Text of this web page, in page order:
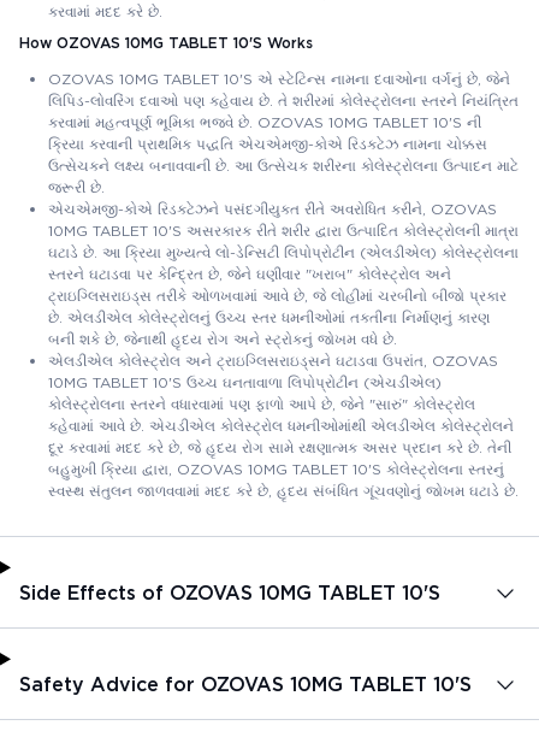
કરવામાં મદદ કરે છે.
How OZOVAS 10MG TABLET 10'S Works
OZOVAS 10MG TABLET 10'S એ સ્ટેટિન્સ નામના દવાઓના વર્ગનું છે, જેને
લિપિડ-લોવરિંગ દવાઓ પણ કહેવાય છે. તે શરીરમાં કોલેસ્ટ્રોલના સ્તરને નિયંત્રિત
કરવામાં મહત્વપૂર્ણ ભૂમિકા ભજવે છે. OZOVAS 10MG TABLET 10'S ની
ક્રિયા કરવાની પ્રાથમિક પદ્ધતિ એચએમજી-કોએ રિડક્ટેઝ નામના ચોક્કસ
ઉત્સેચકને લક્ષ્ય બનાવવાની છે. આ ઉત્સેચક શરીરના કોલેસ્ટ્રોલના ઉત્પાદન માટે
જરૂરી છે.
એચએમજી-કોએ રિડક્ટેઝને પસંદગીયુક્ત રીતે અવરોધિત કરીને, OZOVAS
10MG TABLET 10'S અસરકારક રીતે શરીર દ્વારા ઉત્પાદિત કોલેસ્ટ્રોલની માત્રા
ઘટાડે છે. આ ક્રિયા મુખ્યત્વે લો-ડેન્સિટી લિપોપ્રોટીન (એલડીએલ) કોલેસ્ટ્રોલના
સ્તરને ઘટાડવા પર કેન્દ્રિત છે, જેને ઘણીવાર "ખરાબ" કોલેસ્ટ્રોલ અને
ટ્રાઇગ્લિસરાઇડ્સ તરીકે ઓળખવામાં આવે છે, જે લોહીમાં ચરબીનો બીજો પ્રકાર
છે. એલડીએલ કોલેસ્ટ્રોલનું ઉચ્ચ સ્તર ધમનીઓમાં તકતીના નિર્માણનું કારણ
બની શકે છે, જેનાથી હૃદય રોગ અને સ્ટ્રોકનું જોખમ વધે છે.
એલડીએલ કોલેસ્ટ્રોલ અને ટ્રાઇગ્લિસરાઇડ્સને ઘટાડવા ઉપરાંત, OZOVAS
10MG TABLET 10'S ઉચ્ચ ઘનતાવાળા લિપોપ્રોટીન (એચડીએલ)
કોલેસ્ટ્રોલના સ્તરને વધારવામાં પણ ફાળો આપે છે, જેને "સારું" કોલેસ્ટ્રોલ
કહેવામાં આવે છે. એચડીએલ કોલેસ્ટ્રોલ ધમનીઓમાંથી એલડીએલ કોલેસ્ટ્રોલને
દૂર કરવામાં મદદ કરે છે, જે હૃદય રોગ સામે રક્ષણાત્મક અસર પ્રદાન કરે છે. તેની
બહુમુખી ક્રિયા દ્વારા, OZOVAS 10MG TABLET 10'S કોલેસ્ટ્રોલના સ્તરનું
સ્વસ્થ સંતુલન જાળવવામાં મદદ કરે છે, હૃદય સંબંધિત ગૂંચવણોનું જોખમ ઘટાડે છે.
Side Effects of OZOVAS 10MG TABLET 10'S
Safety Advice for OZOVAS 10MG TABLET 10'S